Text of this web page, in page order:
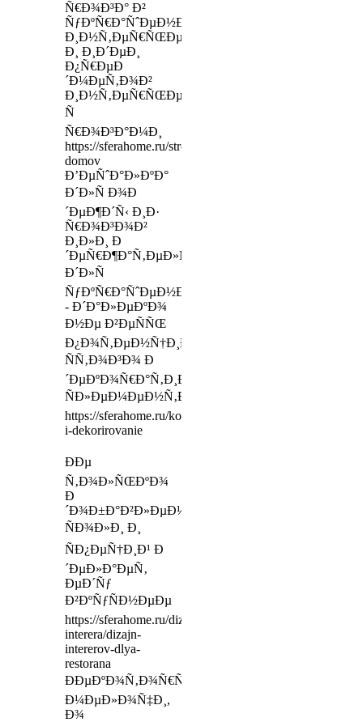
Ñ€Ð¾Ð³Ð° Ð²
ÑƒÐºÑ€Ð°ÑˆÐµÐ½Ð¸Ð¸
Ð¸Ð½Ñ‚ÐµÑ€ÑŒÐµÑ€Ð°
Ð¸ Ð¸Ð´ÐµÐ¸
Ð¿Ñ€ÐµÐ
´Ð¼ÐµÑ‚Ð¾Ð²
Ð¸Ð½Ñ‚ÐµÑ€ÑŒÐµÑ€Ð°
Ñ
Ñ€Ð¾Ð³Ð°Ð¼Ð¸
https://sferahome.ru/stroitelstvo/stroitelstvo-
domov
Ð’ÐµÑˆÐ°Ð»ÐºÐ°
Ð´Ð»Ñ Ð¾Ð
´ÐµÐ¶Ð´Ñ‹ Ð¸Ð·
Ñ€Ð¾Ð³Ð¾Ð²
Ð¸Ð»Ð¸ Ð
´ÐµÑ€Ð¶Ð°Ñ‚ÐµÐ»ÑŒ
Ð´Ð»Ñ
ÑƒÐºÑ€Ð°ÑˆÐµÐ½Ð¸Ð¹
- Ð´Ð°Ð»ÐµÐºÐ¾
Ð½Ðµ Ð²ÐµÑÑŒ
Ð¿Ð¾Ñ‚ÐµÐ½Ñ†Ð¸Ð°Ð»
ÑÑ‚Ð¾Ð³Ð¾ Ð
´ÐµÐºÐ¾Ñ€Ð°Ñ‚Ð¸Ð²Ð½Ð¾Ð³Ð¾
ÑÐ»ÐµÐ¼ÐµÐ½Ñ‚Ð°
https://sferahome.ru/komplektatsiya-
i-dekorirovanie
ÐÐµ
Ñ‚Ð¾Ð»ÑŒÐºÐ¾
Ð
´Ð¾Ð±Ð°Ð²Ð»ÐµÐ½Ð¸Ðµ
ÑÐ¾Ð»Ð¸ Ð¸
ÑÐ¿ÐµÑ†Ð¸Ð¹ Ð
´ÐµÐ»Ð°ÐµÑ‚
ÐµÐ´Ñƒ
Ð²ÐºÑƒÑÐ½ÐµÐµ
https://sferahome.ru/dizajn-
interera/dizajn-
intererov-dlya-
restorana
ÐÐµÐºÐ¾Ñ‚Ð¾Ñ€Ñ‹Ðµ
Ð¼ÐµÐ»Ð¾Ñ‡Ð¸,
Ð¾